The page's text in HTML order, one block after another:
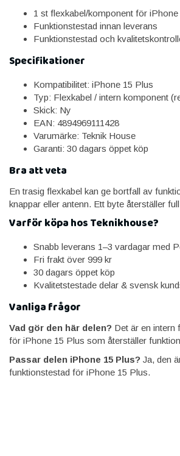
1 st flexkabel/komponent för
Funktionstestad innan leverans
Funktionstestad och
Specifikationer
Kompatibilitet: iPhone 15 Plus
Typ: Flexkabel / intern komponent
Skick: Ny
EAN: 4894969111428
Varumärke: Teknik House
Garanti: 30 dagars öppet köp
Bra att veta
En trasig flexkabel kan ge bortfall av
knappar eller antenn. Ett byte återställer
Varför köpa hos Teknikhouse?
Snabb leverans 1–3 vardagar med
Fri frakt över 999 kr
30 dagars öppet köp
Kvalitetstestade delar & svensk
Vanliga frågor
Vad gör den här delen? Det är en intern
för iPhone 15 Plus som återställer
Passar delen iPhone 15 Plus? Ja, den
funktionstestad för iPhone 15 Plus.